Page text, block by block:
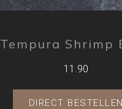
Tempura Shrimp
11.90
DIRECT BESTELLEN